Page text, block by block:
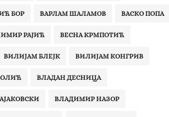
БОР ВАРЛАМ ШАЛАМОВ ВАСКО ПОПА
РАЈИЋ ВЕСНА КРМПОТИЋ
ВИЛИЈАМ БЛЕЈК ВИЛИЈАМ КОНГРИВ
ВЛАДАН ДЕСНИЦА
ВЛАДИМИР НАЗОР